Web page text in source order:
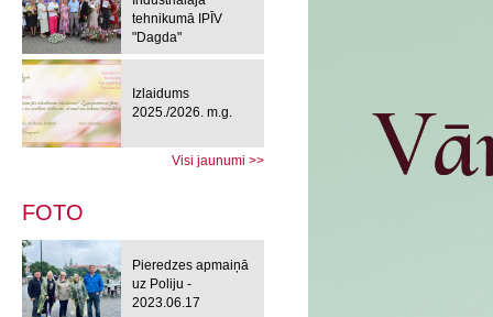
tehnikumā IPĪV
"Dagda"
Izlaidums
2025./2026. m.g.
Visi jaunumi >>
FOTO
Pieredzes apmaiņā
uz Poliju -
2023.06.17